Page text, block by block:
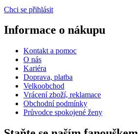
Chci se přihlásit
Informace o nákupu
Kontakt a pomoc
O nás
Kariéra
Doprava, platba
Velkoobchod
Vrácení zboží, reklamace
Obchodní podmínky
Průvodce spokojené ženy